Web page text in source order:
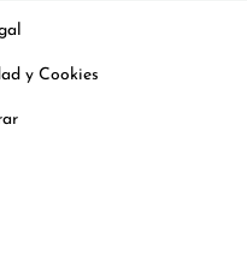
y Cookies